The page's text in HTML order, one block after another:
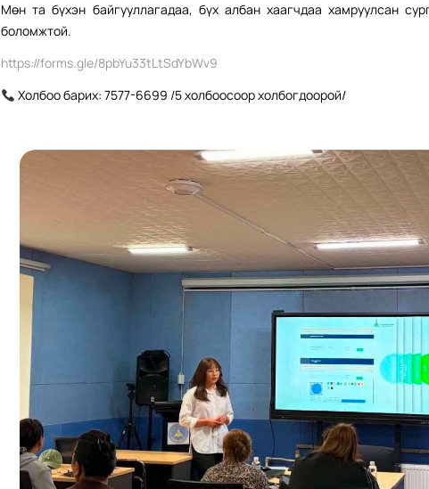
Мөн та бүхэн байгууллагадаа, бүх албан хаагчдаа хамруулсан
боломжтой.
https://forms.gle/8pbYu33tLtSdYbWv9
Холбоо барих: 7577-6699 /5 холбоосоор холбогдоорой/